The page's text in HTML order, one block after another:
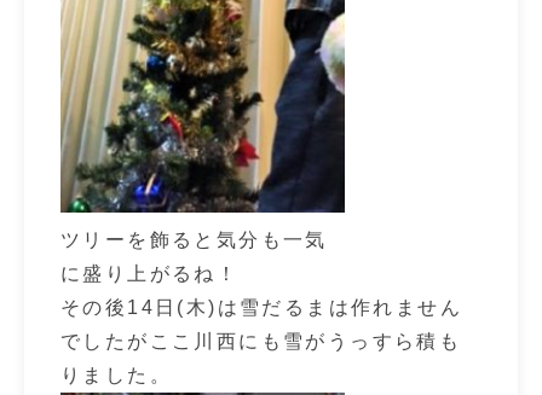
ツリーを飾ると気分も一気
に盛り上がるね！
その後14日(木)は雪だるまは作れません
でしたがここ川西にも雪がうっすら積も
りました。